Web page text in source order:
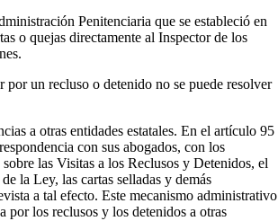
Penitenciaria que se estableció en
o quejas directamente al Inspector de los
un recluso o detenido no se puede resolver
a otras entidades estatales. En el artículo 95
con sus abogados, con los
las Visitas a los Reclusos y Detenidos, el
la Ley, las cartas selladas y demás
a tal efecto. Este mecanismo administrativo
por los reclusos y los detenidos a otras